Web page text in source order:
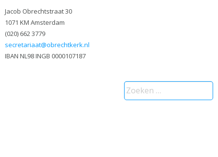
Jacob Obrechtstraat 30
1071 KM Amsterdam
(020) 662 3779
secretariaat@obrechtkerk.nl
IBAN NL98 INGB 0000107187
Zoeken
naar: